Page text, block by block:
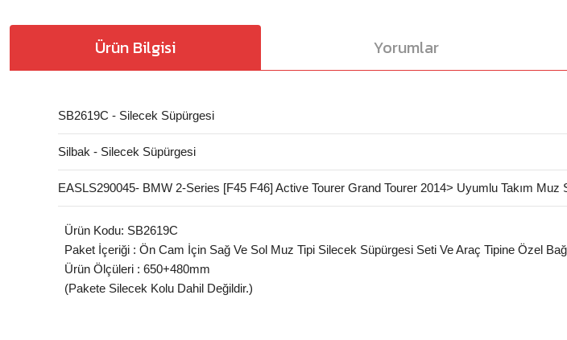
Ürün Bilgisi Yorumlar
SB2619C - Silecek Süpürgesi
Silbak - Silecek Süpürgesi
EASLS290045- BMW 2-Series [F45 F46] Active Tourer Grand Tourer 2014> Uyumlu Takım Muz
Ürün Kodu: SB2619C
Paket İçeriği : Ön Cam İçin Sağ Ve Sol Muz Tipi Silecek Süpürgesi Seti Ve Araç Tipine Özel
Ürün Ölçüleri : 650+480mm
(Pakete Silecek Kolu Dahil Değildir.)